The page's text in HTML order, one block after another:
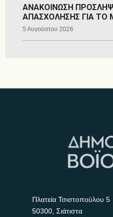
ΑΝΑΚΟΙΝΩΣΗ
ΑΠΑΣΧΟΛΗΣΗΣ ΓΙΑ ΤΟ
5 Αυγούστου 2026
Πλατεία Τσιστοπούλου 5
50300, Σιάτιστα